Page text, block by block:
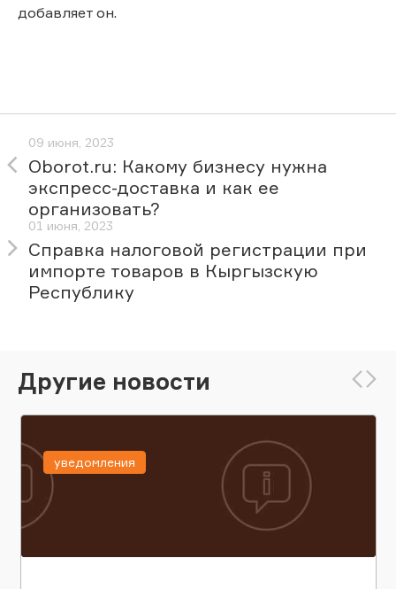
добавляет он.
09 июня, 2023
Oborot.ru: Какому бизнесу нужна
экспресс-доставка и как ее
организовать?
01 июня, 2023
Справка налоговой регистрации при
импорте товаров в Кыргызскую
Республику
Другие новости
уведомления